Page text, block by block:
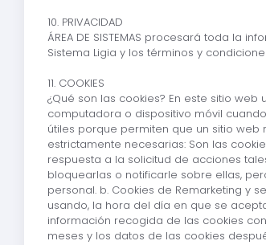
10. PRIVACIDAD
ÁREA DE SISTEMAS procesará toda la
Sistema Ligia y los términos y
11. COOKIES
¿Qué son las cookies? En este sitio
computadora o dispositivo móvil
útiles porque permiten que un sitio web
estrictamente necesarias: Son las
respuesta a la solicitud de acciones
bloquearlas o notificarle sobre ellas,
personal. b. Cookies de Remarketing y
usando, la hora del día en que se
información recogida de las cookies
meses y los datos de las cookies